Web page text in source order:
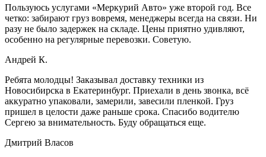
Пользуюсь услугами «Меркурий Авто» уже второй год. Все
четко: забирают груз вовремя, менеджеры всегда на связи. Ни
разу не было задержек на складе. Цены приятно удивляют,
особенно на регулярные перевозки. Советую.
Андрей К.
Ребята молодцы! Заказывал доставку техники из
Новосибирска в Екатеринбург. Приехали в день звонка, всё
аккуратно упаковали, замерили, завесили пленкой. Груз
пришел в целости даже раньше срока. Спасибо водителю
Сергею за внимательность. Буду обращаться еще.
Дмитрий Власов